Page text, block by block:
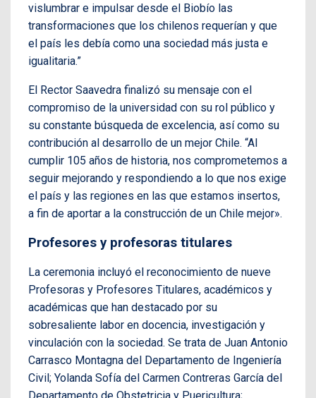
vislumbrar e impulsar desde el Biobío las
transformaciones que los chilenos requerían y que
el país les debía como una sociedad más justa e
igualitaria.”
El Rector Saavedra finalizó su mensaje con el
compromiso de la universidad con su rol público y
su constante búsqueda de excelencia, así como su
contribución al desarrollo de un mejor Chile. “Al
cumplir 105 años de historia, nos comprometemos a
seguir mejorando y respondiendo a lo que nos exige
el país y las regiones en las que estamos insertos,
a fin de aportar a la construcción de un Chile mejor».
Profesores y profesoras titulares
La ceremonia incluyó el reconocimiento de nueve
Profesoras y Profesores Titulares, académicos y
académicas que han destacado por su
sobresaliente labor en docencia, investigación y
vinculación con la sociedad. Se trata de Juan Antonio
Carrasco Montagna del Departamento de Ingeniería
Civil; Yolanda Sofía del Carmen Contreras García del